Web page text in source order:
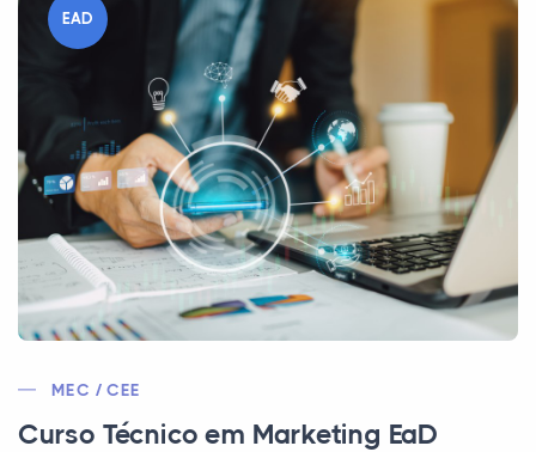
EAD
MEC / CEE
Curso Técnico em Marketing EaD